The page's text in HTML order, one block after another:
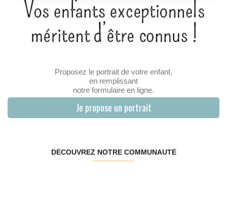
Proposez le portrait de votre enfant,
en remplissant
notre formulaire en ligne.
Je propose un portrait
DÉCOUVREZ NOTRE COMMUNAUTÉ